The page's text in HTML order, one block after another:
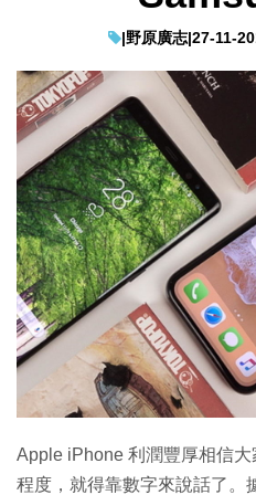
教學評測
EduTech
IT Times
生成式AI與雲端應用
Enterprise Digital
特集
|野原廣志|27-11-
Apple iPhone 利潤豐厚相信
程度，就得靠數字來說話了。